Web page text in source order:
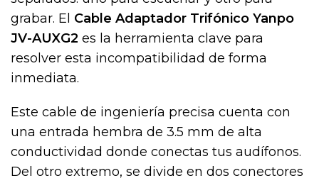
grabar. El Cable Adaptador Trifónico Yanpo
JV-AUXG2 es la herramienta clave para
resolver esta incompatibilidad de forma
inmediata.
Este cable de ingeniería precisa cuenta con
una entrada hembra de 3.5 mm de alta
conductividad donde conectas tus audífonos.
Del otro extremo, se divide en dos conectores